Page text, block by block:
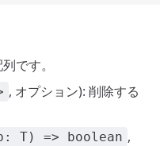
です。
, オプション): 削除する
T) => boolean ,